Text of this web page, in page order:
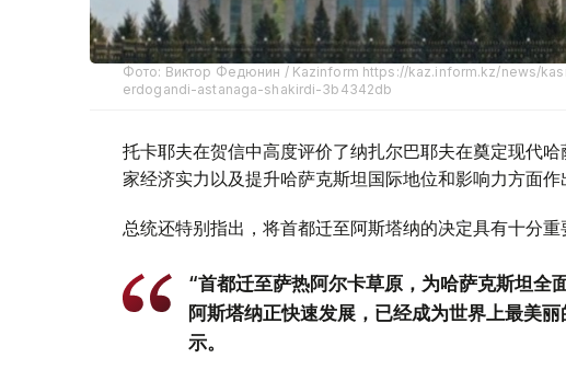
Фото: Виктор Федюнин / Kazinform https://kaz.inform.kz/news/
erdogandi-astanaga-shakirdi-3b4342db
托卡耶夫在贺信中高度评价了纳扎尔巴耶夫在奠定现代
家经济实力以及提升哈萨克斯坦国际地位和影响力方面作
总统还特别指出，将首都迁至阿斯塔纳的决定具有十分重
“首都迁至萨热阿尔卡草原，为哈萨克斯坦全
阿斯塔纳正快速发展，已经成为世界上最美
示。